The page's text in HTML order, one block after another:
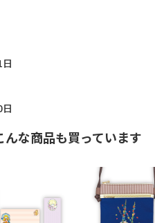
な商品も買っています